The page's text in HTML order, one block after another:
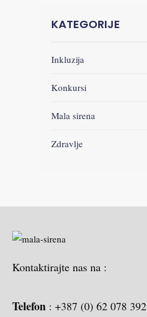
KATEGORIJE
Inkluzija
Konkursi
Mala sirena
Zdravlje
Kontaktirajte nas na :
Telefon : +387 (0) 62 078 392